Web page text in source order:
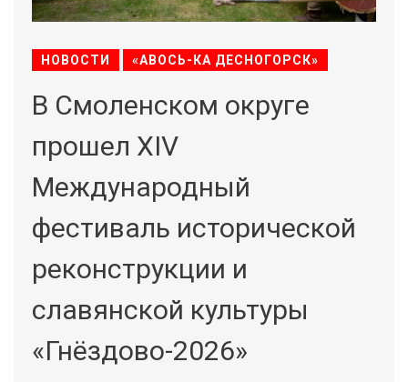
НОВОСТИ «АВОСЬ-КА ДЕСНОГОРСК»
В Смоленском округе
прошел XIV
Международный
фестиваль исторической
реконструкции и
славянской культуры
«Гнёздово-2026»